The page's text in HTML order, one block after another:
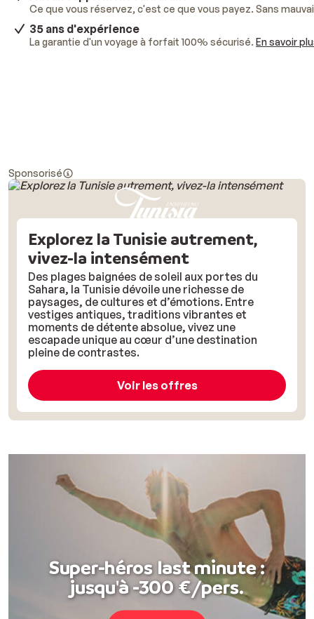
Ce que vous réservez, c'est ce que vous payez. Sans
35 ans d'expérience
La garantie d'un voyage à forfait 100% sécurisé. En savoir
Sponsorisé
Explorez la Tunisie autrement,
vivez-la intensément
Des plages baignées de soleil aux portes du
Sahara, la Tunisie dévoile une richesse de
paysages, de cultures et d’émotions. Entre
vestiges antiques, traditions vibrantes et
moments de détente absolue, vivez une
escapade unique au cœur d’une destination
pleine de contrastes.
Voir les offres
Super-héros last minute :
jusqu'à -300 €/pers.